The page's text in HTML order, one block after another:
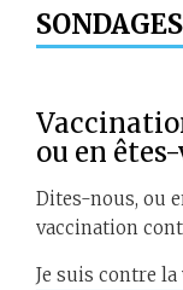
SONDAGES
ou en êtes-
Dites-nous, ou
vaccination
Je suis contre la